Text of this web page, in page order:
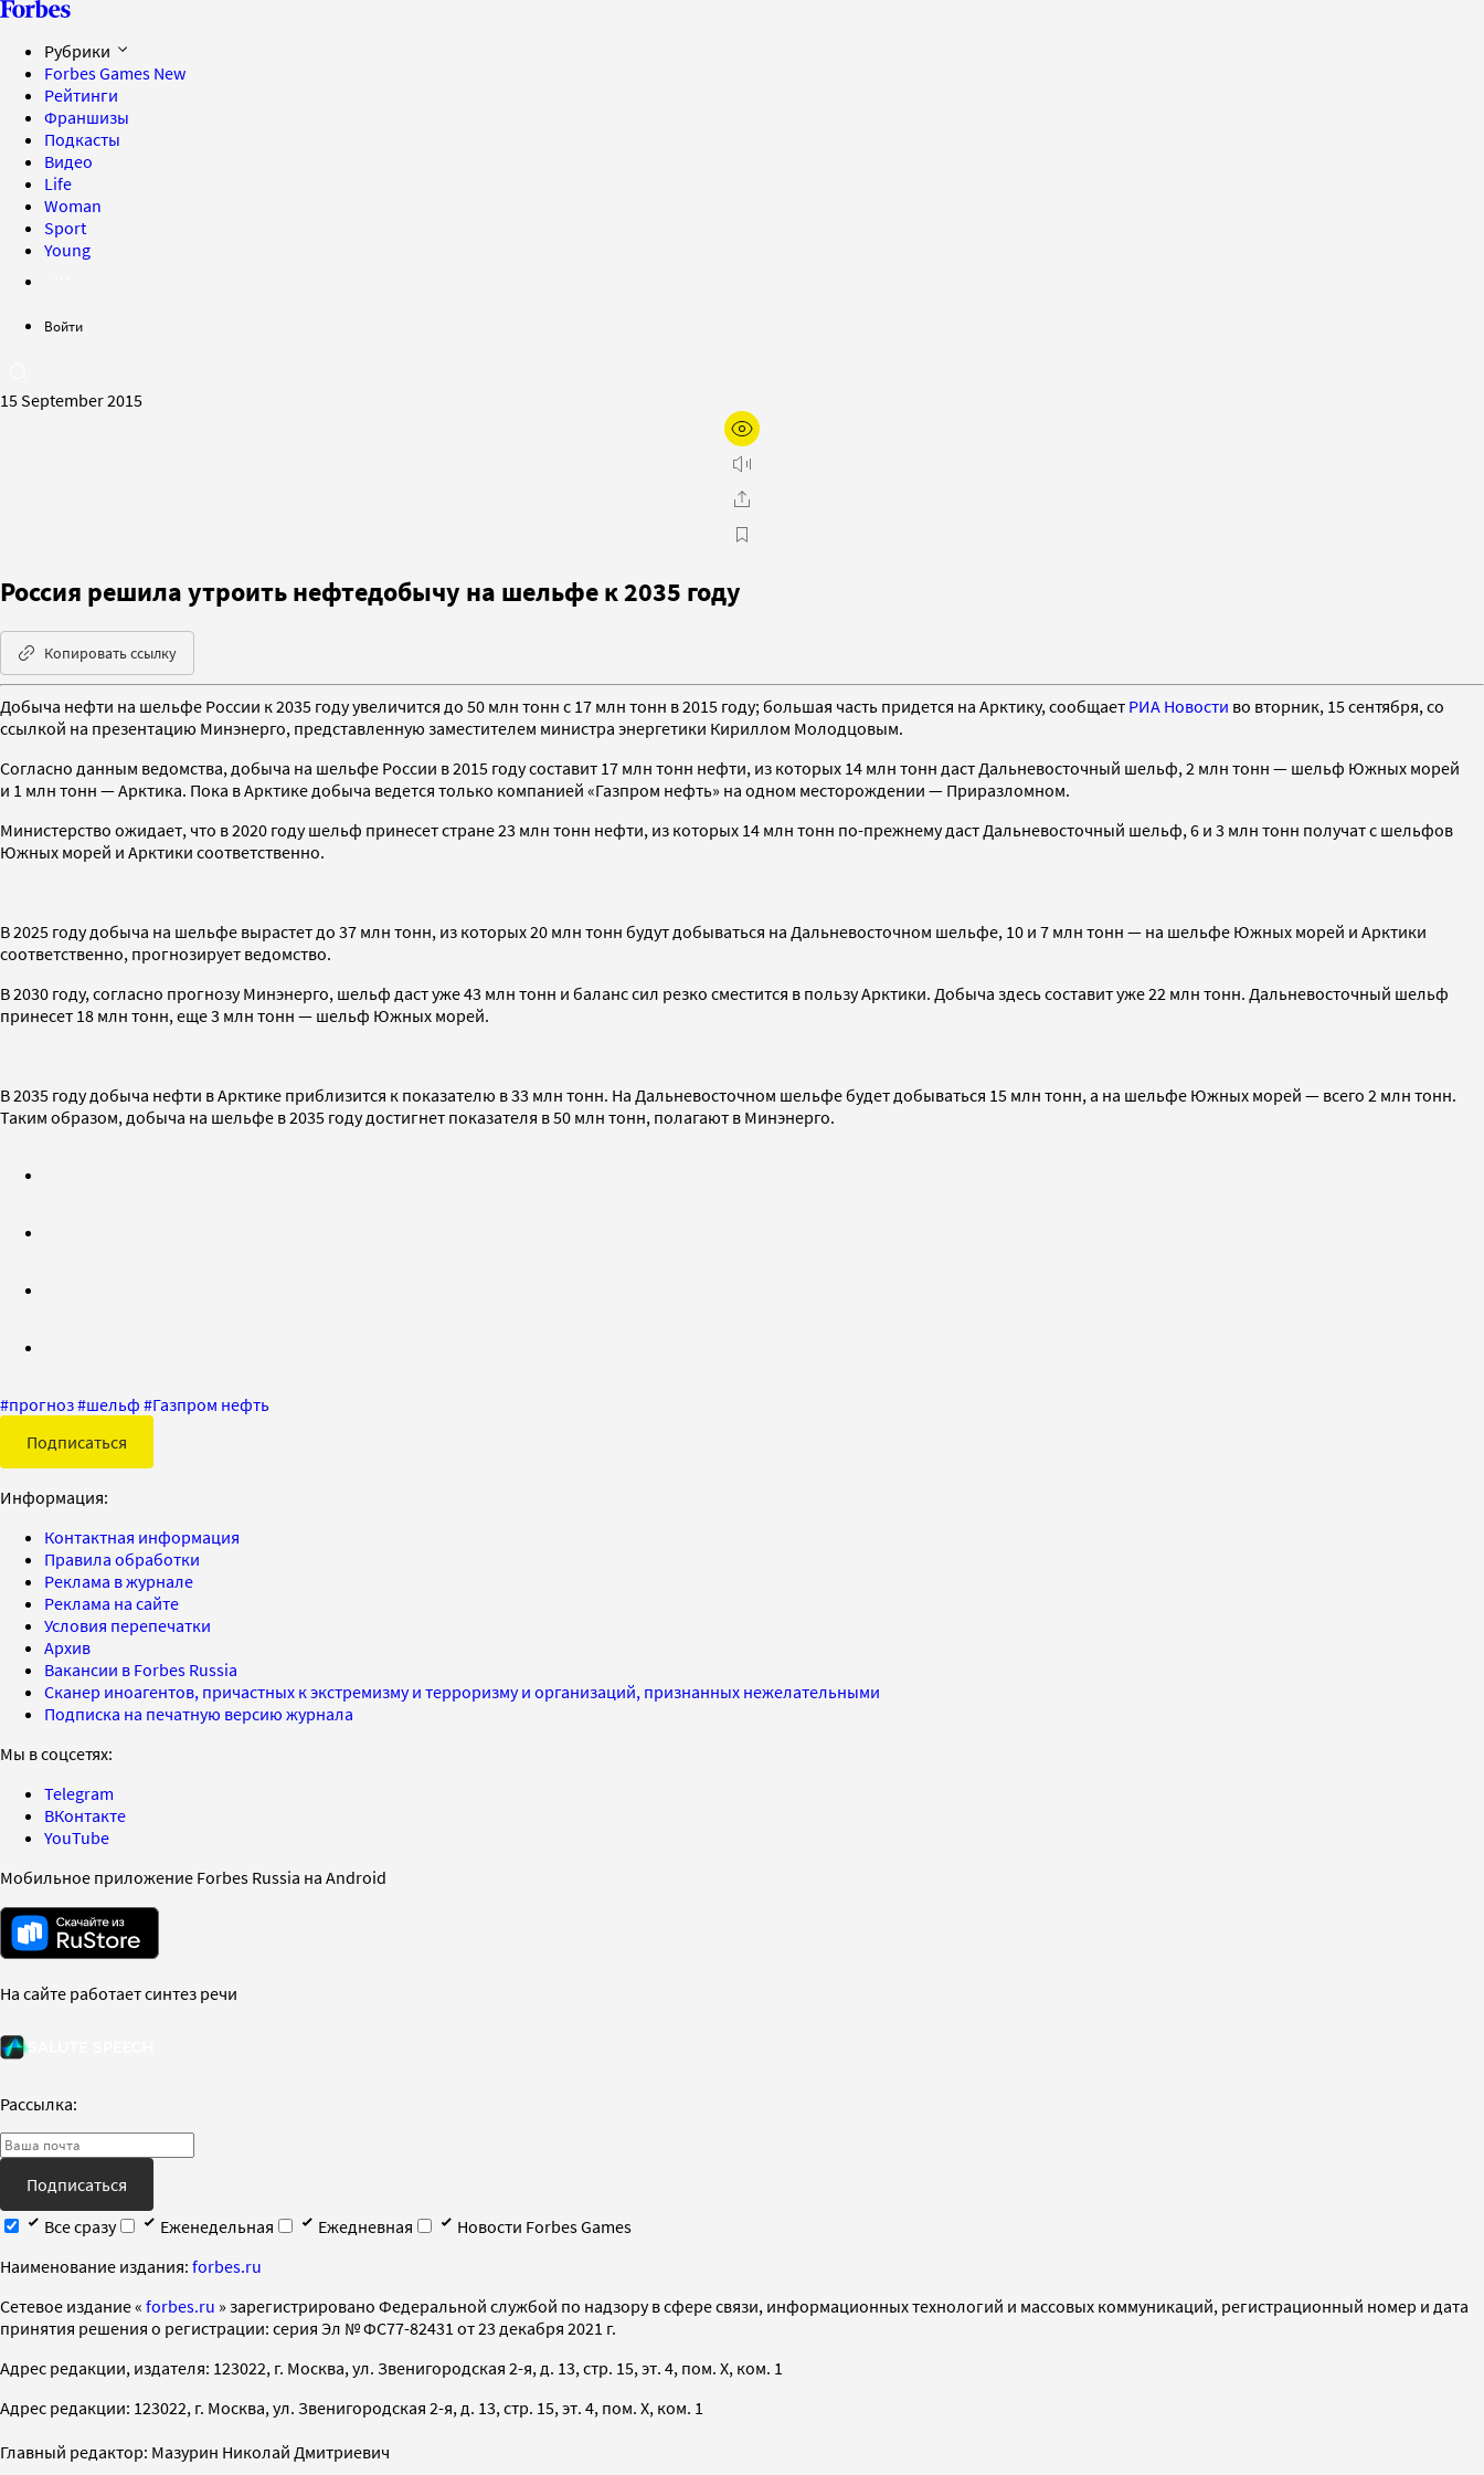
Рубрики
Forbes Games New
Рейтинги
Франшизы
Подкасты
Видео
Life
Woman
Sport
Young
Войти
15 September 2015
Россия решила утроить нефтедобычу на шельфе к 2035 году
Копировать ссылку
Добыча нефти на шельфе России к 2035 году увеличится до 50 млн тонн с 17 млн тонн в 2015 году; большая часть придется на Арктику, сообщает РИА Новости во вторник, 15 сентября, со
ссылкой на презентацию Минэнерго, представленную заместителем министра энергетики Кириллом Молодцовым.
Согласно данным ведомства, добыча на шельфе России в 2015 году составит 17 млн тонн нефти, из которых 14 млн тонн даст Дальневосточный шельф, 2 млн тонн — шельф Южных морей
и 1 млн тонн — Арктика. Пока в Арктике добыча ведется только компанией «Газпром нефть» на одном месторождении — Приразломном.
Министерство ожидает, что в 2020 году шельф принесет стране 23 млн тонн нефти, из которых 14 млн тонн по-прежнему даст Дальневосточный шельф, 6 и 3 млн тонн получат с шельфов
Южных морей и Арктики соответственно.
В 2025 году добыча на шельфе вырастет до 37 млн тонн, из которых 20 млн тонн будут добываться на Дальневосточном шельфе, 10 и 7 млн тонн — на шельфе Южных морей и Арктики
соответственно, прогнозирует ведомство.
В 2030 году, согласно прогнозу Минэнерго, шельф даст уже 43 млн тонн и баланс сил резко сместится в пользу Арктики. Добыча здесь составит уже 22 млн тонн. Дальневосточный шельф
принесет 18 млн тонн, еще 3 млн тонн — шельф Южных морей.
В 2035 году добыча нефти в Арктике приблизится к показателю в 33 млн тонн. На Дальневосточном шельфе будет добываться 15 млн тонн, а на шельфе Южных морей — всего 2 млн тонн.
Таким образом, добыча на шельфе в 2035 году достигнет показателя в 50 млн тонн, полагают в Минэнерго.
#прогноз#шельф #Газпром нефть
Подписаться
Информация:
Контактная информация
Правила обработки
Реклама в журнале
Реклама на сайте
Условия перепечатки
Архив
Вакансии в Forbes Russia
Сканер иноагентов, причастных к экстремизму и терроризму и организаций, признанных нежелательными
Подписка на печатную версию журнала
Мы в соцсетях:
Telegram
ВКонтакте
YouTube
Мобильное приложение Forbes Russia на Android
На сайте работает синтез речи
Рассылка:
Подписаться
Все сразу
Еженедельная Ежедневная
Новости Forbes Games
Наименование издания: forbes.ru
Cетевое издание « forbes.ru » зарегистрировано Федеральной службой по надзору в сфере связи, информационных технологий и массовых коммуникаций, регистрационный номер и дата
принятия решения о регистрации: серия Эл № ФС77-82431 от 23 декабря 2021 г.
Адрес редакции, издателя: 123022, г. Москва, ул. Звенигородская 2-я, д. 13, стр. 15, эт. 4, пом. X, ком. 1
Адрес редакции: 123022, г. Москва, ул. Звенигородская 2-я, д. 13, стр. 15, эт. 4, пом. X, ком. 1
Главный редактор: Мазурин Николай Дмитриевич